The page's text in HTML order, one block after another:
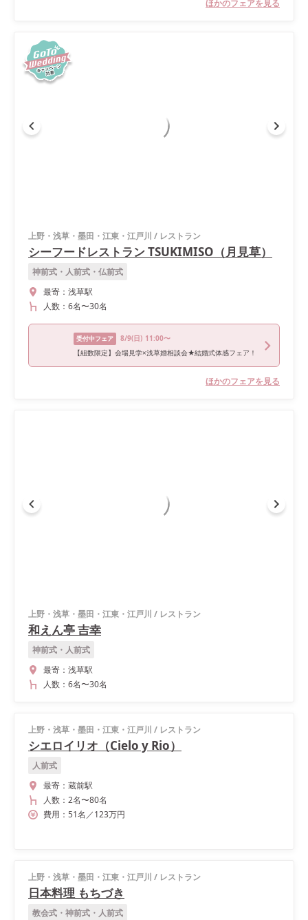
ほかのフェアを見る
上野・浅草・墨田・江東・江戸川 / レストラン
シーフードレストラン TSUKIMISO（月見草）
神前式・人前式・仏前式
最寄： 浅草駅
人数： 6名〜30名
受付中フェア 8/9(日) 11:00〜
【組数限定】会場見学×浅草婚相談会★結婚式体感フェア！
ほかのフェアを見る
上野・浅草・墨田・江東・江戸川 / レストラン
和えん亭 吉幸
神前式・人前式
最寄： 浅草駅
人数： 6名〜30名
上野・浅草・墨田・江東・江戸川 / レストラン
シエロイリオ（Cielo y Rio）
人前式
最寄： 蔵前駅
人数： 2名〜80名
費用： 51名 ／123万円
上野・浅草・墨田・江東・江戸川 / レストラン
日本料理 もちづき
教会式・神前式・人前式